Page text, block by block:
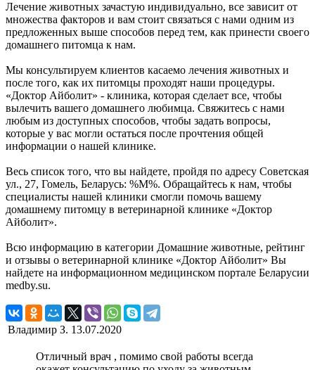
Лечение животных зачастую индивидуально, все зависит от
множества факторов и вам стоит связаться с нами одним из
предложенных выше способов перед тем, как принести своего
домашнего питомца к нам.
Мы консультируем клиентов касаемо лечения животных и
после того, как их питомцы проходят наши процедуры.
«Доктор Айболит» - клиника, которая сделает все, чтобы
вылечить вашего домашнего любимца. Свяжитесь с нами
любым из доступных способов, чтобы задать вопросы,
которые у вас могли остаться после прочтения общей
информации о нашей клинике.
Весь список того, что вы найдете, пройдя по адресу Советская
ул., 27, Гомель, Беларусь: %М%. Обращайтесь к нам, чтобы
специалисты нашей клиники смогли помочь вашему
домашнему питомцу в ветеринарной клинике «Доктор
Айболит».
Всю информацию в категории Домашние животные, рейтинг
и отзывы о ветеринарной клинике «Доктор Айболит» Вы
найдете на информационном медицинском портале Беларусии
medby.su.
Владимир З. 13.07.2020
Отличный врач , помимо свой работы всегда